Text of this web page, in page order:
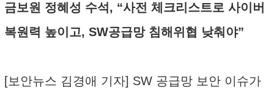
금보원 정혜성 수석, “사전 체크리스트로 사이버
복원력 높이고, SW공급망 침해위협 낮춰야”
[보안뉴스 김경애 기자] SW 공급망 보안 이슈가